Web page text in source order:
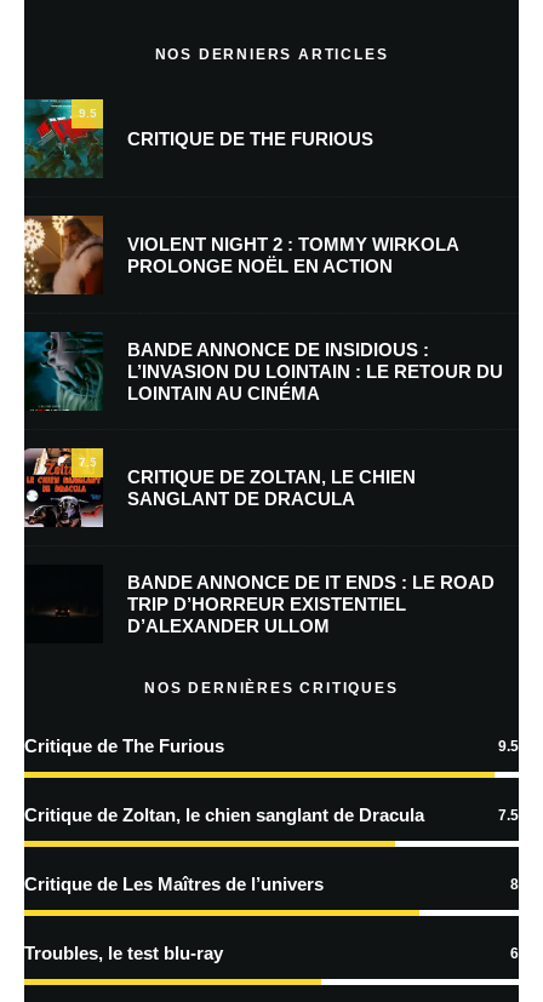
Nom*
E-mail* Site web
Enregistrer mon nom, mon e-mail et mon site dans le navigateur pour
mon prochain commentaire.
Prévenez-moi de tous les nouveaux commentaires par e-mail.
En savoir
traitées
NOS DERNIERS ARTICLES
9.5
CRITIQUE DE THE FURIOUS
VIOLENT NIGHT 2 : TOMMY WIRKOLA
PROLONGE NOËL EN ACTION
BANDE ANNONCE DE INSIDIOUS :
L’INVASION DU LOINTAIN : LE RETOUR DU
LOINTAIN AU CINÉMA
7.5
CRITIQUE DE ZOLTAN, LE CHIEN
SANGLANT DE DRACULA
BANDE ANNONCE DE IT ENDS : LE ROAD
TRIP D’HORREUR EXISTENTIEL
D’ALEXANDER ULLOM
NOS DERNIÈRES CRITIQUES
Critique de The Furious 9.5
Critique de Zoltan, le chien sanglant de Dracula 7.5
Critique de Les Maîtres de l’univers 8
Troubles, le test blu-ray 6